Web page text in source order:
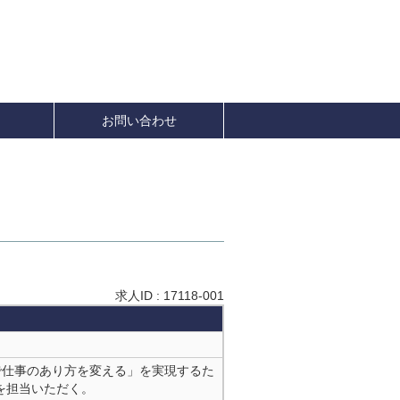
お問い合わせ
求人ID : 17118-001
事のあり方を変える」を実現するた
当いただく。